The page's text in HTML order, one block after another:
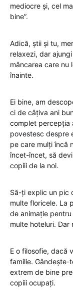
mediocre și, cel
bine”.
Adică, știi și tu,
relaxezi, dar
mâncarea care nu
înainte.
Ei bine, am
ci de câțiva ani
complet percepția
povestesc despre
pe care mulți încă
încet-încet, să
copiii de la noi.
Să-ți explic un pic
multe floricele. La
de animație pentru
multe hoteluri. Dar
E o filosofie, dacă
familie. Gândește-
extrem de bine
copiii ocupați.